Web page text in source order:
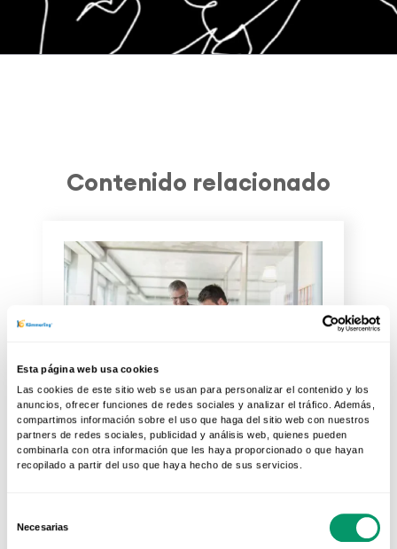
Esta página web usa cookies
Las cookies de este sitio web se usan para personalizar el contenido y los
anuncios, ofrecer funciones de redes sociales y analizar el tráfico. Además,
compartimos información sobre el uso que haga del sitio web con nuestros
partners de redes sociales, publicidad y análisis web, quienes pueden
combinarla con otra información que les haya proporcionado o que hayan
recopilado a partir del uso que haya hecho de sus servicios.
Necesarias
Contenido relacionado
01 DIC 2020
Asesoría técnica para tu
proyecto de...
que no basta con diseñar y